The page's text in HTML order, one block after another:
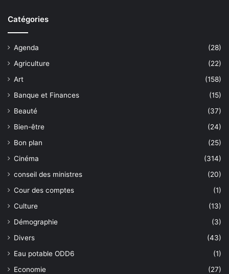
Catégories
Agenda
(28)
Agriculture
(22)
Art
(158)
Banque et Finances
(15)
Beauté
(37)
Bien-être
(24)
Bon plan
(25)
Cinéma
(314)
conseil des ministres
(20)
Cour des comptes
(1)
Culture
(13)
Démographie
(3)
Divers
(43)
Eau potable ODD6
(1)
Economie
(27)